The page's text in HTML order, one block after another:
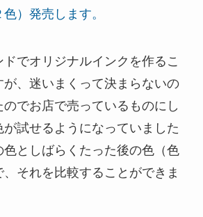
）発売します。
ドでオリジナルインクを作るこ
が、迷いまくって決まらないの
でお店で売っているものにし
が試せるようになっていました
色としばらくたった後の色（色
それを比較することができま